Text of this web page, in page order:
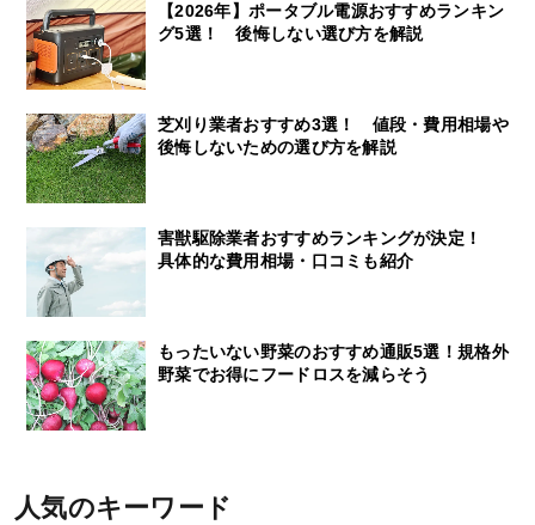
【2026年】ポータブル電源おすすめランキン
グ5選！ 後悔しない選び方を解説
芝刈り業者おすすめ3選！ 値段・費用相場や
後悔しないための選び方を解説
害獣駆除業者おすすめランキングが決定！
具体的な費用相場・口コミも紹介
もったいない野菜のおすすめ通販5選！規格外
野菜でお得にフードロスを減らそう
人気のキーワード